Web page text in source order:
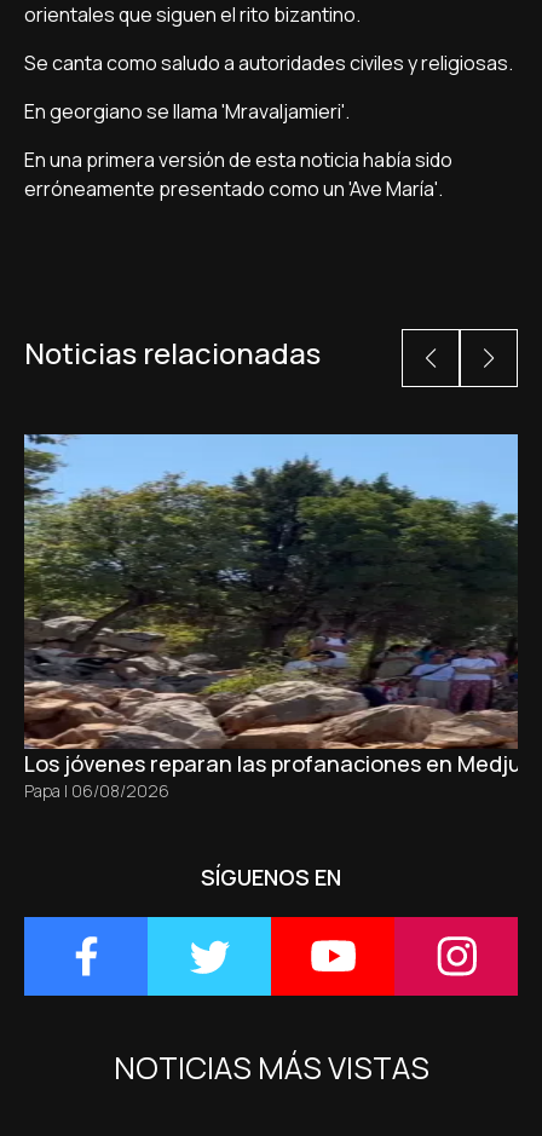
orientales que siguen el rito bizantino.
Se canta como saludo a autoridades civiles y religiosas.
En georgiano se llama 'Mravaljamieri'.
En una primera versión de esta noticia habí­a sido
erróneamente presentado como un 'Ave Marí­a'.
Noticias relacionadas
Los jóvenes reparan las profanaciones en
Papa | 06/08/2026
SÍGUENOS EN
NOTICIAS MÁS VISTAS